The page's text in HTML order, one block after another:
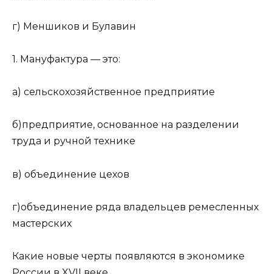
г) Меншиков и Булавин
1. Мануфактура — это:
а) сельскохозяйственное предприятие
б)предприятие, основанное на разделении
труда и ручной технике
в) объединение цехов
г)объединение ряда владельцев ремесленных
мастерских
Какие новые черты появляются в экономике